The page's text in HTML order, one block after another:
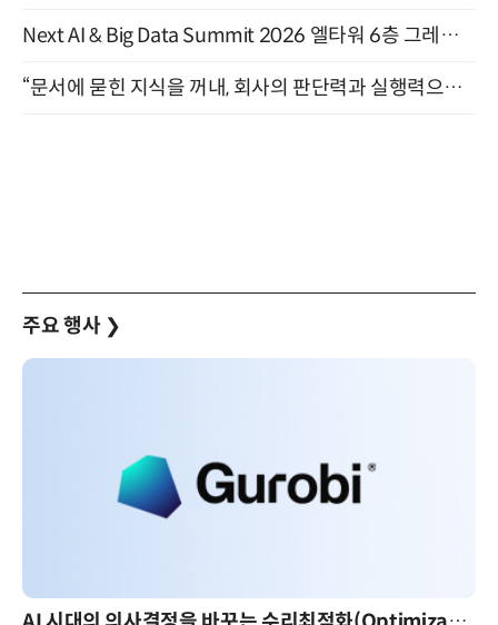
Next AI & Big Data Summit 2026 엘타워 6층 그레이스홀 개최 (9/18)
“문서에 묻힌 지식을 꺼내, 회사의 판단력과 실행력으로 바꾸다” (8/20)
주요 행사 ❯